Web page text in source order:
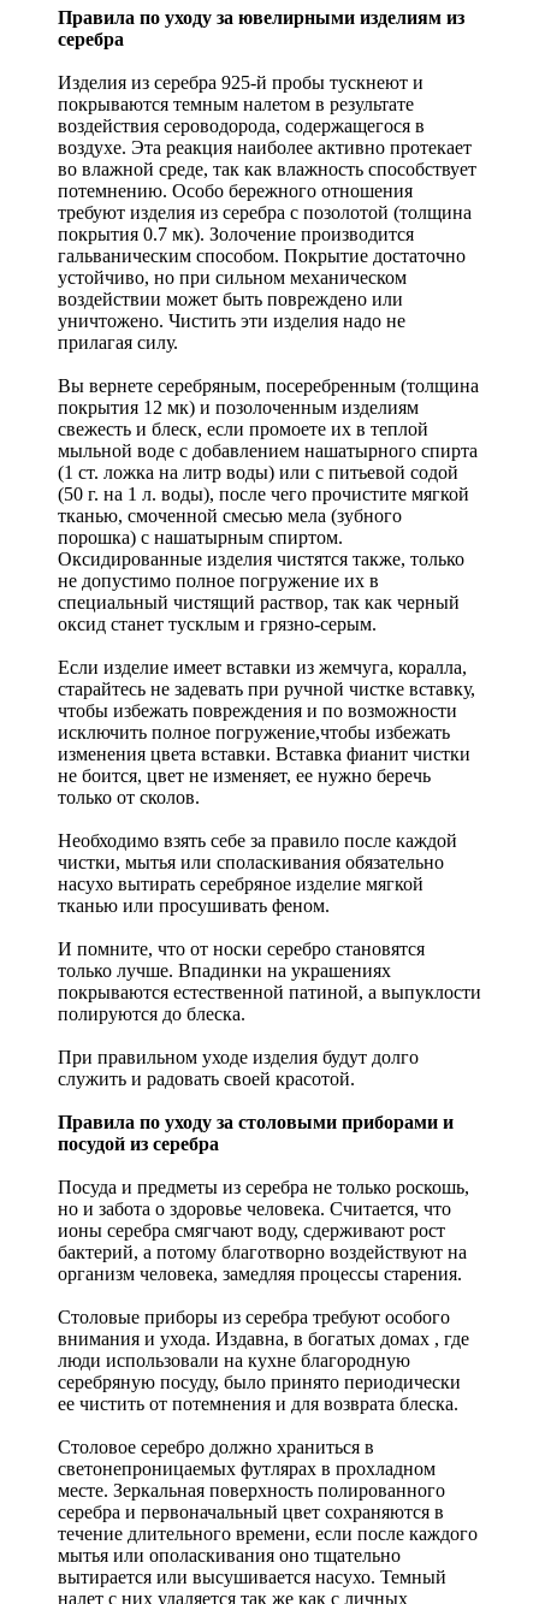
Правила по уходу за ювелирными изделиям из
серебра
Изделия из серебра 925-й пробы тускнеют и
покрываются темным налетом в результате
воздействия сероводорода, содержащегося в
воздухе. Эта реакция наиболее активно протекает
во влажной среде, так как влажность способствует
потемнению. Особо бережного отношения
требуют изделия из серебра с позолотой (толщина
покрытия 0.7 мк). Золочение производится
гальваническим способом. Покрытие достаточно
устойчиво, но при сильном механическом
воздействии может быть повреждено или
уничтожено. Чистить эти изделия надо не
прилагая силу.
Вы вернете серебряным, посеребренным (толщина
покрытия 12 мк) и позолоченным изделиям
свежесть и блеск, если промоете их в теплой
мыльной воде с добавлением нашатырного спирта
(1 ст. ложка на литр воды) или с питьевой содой
(50 г. на 1 л. воды), после чего прочистите мягкой
тканью, смоченной смесью мела (зубного
порошка) с нашатырным спиртом.
Оксидированные изделия чистятся также, только
не допустимо полное погружение их в
специальный чистящий раствор, так как черный
оксид станет тусклым и грязно-серым.
Если изделие имеет вставки из жемчуга, коралла,
старайтесь не задевать при ручной чистке вставку,
чтобы избежать повреждения и по возможности
исключить полное погружение,чтобы избежать
изменения цвета вставки. Вставка фианит чистки
не боится, цвет не изменяет, ее нужно беречь
только от сколов.
Необходимо взять себе за правило после каждой
чистки, мытья или споласкивания обязательно
насухо вытирать серебряное изделие мягкой
тканью или просушивать феном.
И помните, что от носки серебро становятся
только лучше. Впадинки на украшениях
покрываются естественной патиной, а выпуклости
полируются до блеска.
При правильном уходе изделия будут долго
служить и радовать своей красотой.
Правила по уходу за столовыми приборами и
посудой из серебра
Посуда и предметы из серебра не только роскошь,
но и забота о здоровье человека. Считается, что
ионы серебра смягчают воду, сдерживают рост
бактерий, а потому благотворно воздействуют на
организм человека, замедляя процессы старения.
Столовые приборы из серебра требуют особого
внимания и ухода. Издавна, в богатых домах , где
люди использовали на кухне благородную
серебряную посуду, было принято периодически
ее чистить от потемнения и для возврата блеска.
Столовое серебро должно храниться в
светонепроницаемых футлярах в прохладном
месте. Зеркальная поверхность полированного
серебра и первоначальный цвет сохраняются в
течение длительного времени, если после каждого
мытья или ополаскивания оно тщательно
вытирается или высушивается насухо. Темный
налет с них удаляется так же как с личных